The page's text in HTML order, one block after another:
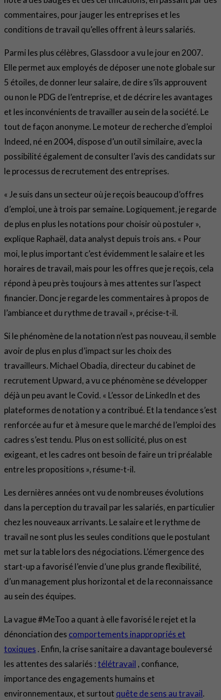
commentaires, pour jauger les entreprises et les
conditions de travail qu’elles offrent à leurs salariés.
Parmi les plus célèbres, Glassdoor a vu le jour en 2007.
Elle permet aux employés de déposer une note globale sur
5 étoiles, de donner leur salaire, de dire s’ils approuvent
ou non le PDG de l’entreprise, et de décrire les avantages
et les inconvénients de travailler au sein de la société. Le
tout de façon anonyme. Le moteur de recherche d’emploi
Indeed, né en 2004, dispose d’un outil similaire, avec la
possibilité également de consulter l’avis des candidats sur
le processus de recrutement des entreprises.
« Je suis dans un secteur où je reçois beaucoup d’offres
d’emploi, une à trois par semaine. Logiquement, je regarde
de plus en plus les notations pour choisir où postuler »,
explique Raphaël, data analyst depuis trois ans. « Pour
moi, le plus important c’est évidemment le salaire et les
horaires de travail, mais pour les offres que je reçois, cela
répond à peu près toujours à mes attentes sur l’aspect
financier. Donc je regarde les commentaires à propos de
l’ambiance et du rythme de travail », précise-t-il.
Si le phénomène de la notation n’est pas nouveau, il semble
avoir de plus en plus d’impact sur les choix des
travailleurs. Michael Obadia, directeur du cabinet de
recrutement Upward, a vu ce phénomène se développer
déjà un peu avant le Covid. « L’essor de LinkedIn et des
plateformes de notation y a contribué. Et la tendance s’est
renforcée au fur et à mesure que le marché de l’emploi des
cadres s’est tendu. Plus on est sollicité, plus on est
exigeant, et les cadres ont besoin de faire un tri préalable
entre les propositions », résume-t-il.
Les dernières années ont vu de nombreuses évolutions
dans la perception du travail par les salariés, en particulier
chez les nouveaux arrivants. Le salaire et le rythme de
travail ne sont plus les seules conditions que le postulant
met sur la table lors des négociations. L’émergence des
start-up a favorisé l’envie d’une plus grande flexibilité,
d’un management plus horizontal et de la reconnaissance
au sein des équipes.
La vague #MeToo a quant à elle favorisé le rejet et la
dénonciation des comportements inappropriés et
toxiques . Enfin, la crise sanitaire a davantage bouleversé
les attentes des salariés :télétravail , confiance,
importance des engagements humains et
environnementaux, et surtout quête de sens au travail.